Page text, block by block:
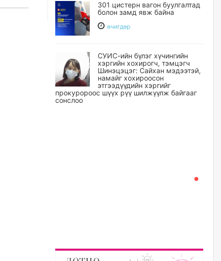
301 цистерн вагон буулгалтад
болон замд явж байна
өчигдѳр
СУИС-ийн бүлэг хүчингийн
хэргийн хохирогч, тэмцэгч
Шинэцэцэг: Сайхан мэдээтэй,
намайг хохироосон
этгээдүүдийн хэргийг
прокуророос шүүх рүү шилжүүлж байгааг
сонслоо